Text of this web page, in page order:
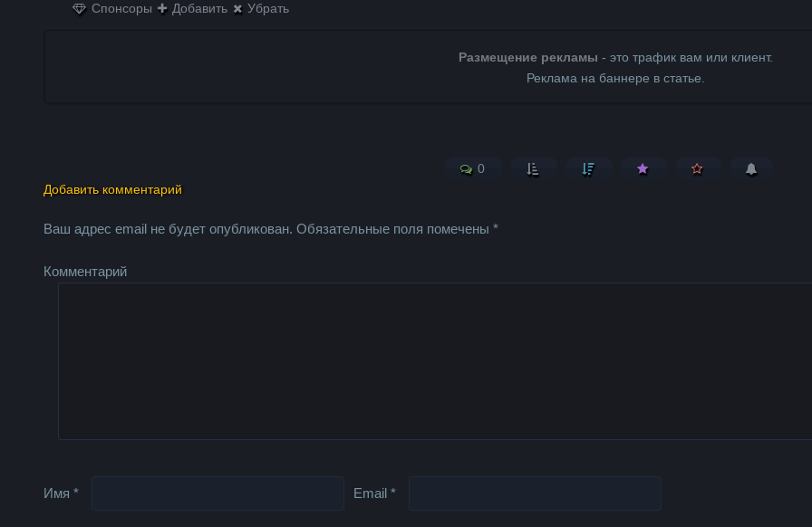
Спонсоры Добавить Убрать
Размещение рекламы - это трафик вам или клиент.
Реклама на баннере в статье.
0
Добавить комментарий
Ваш адрес email не будет опубликован. Обязательные поля помечены*
Комментарий
Имя* Email*